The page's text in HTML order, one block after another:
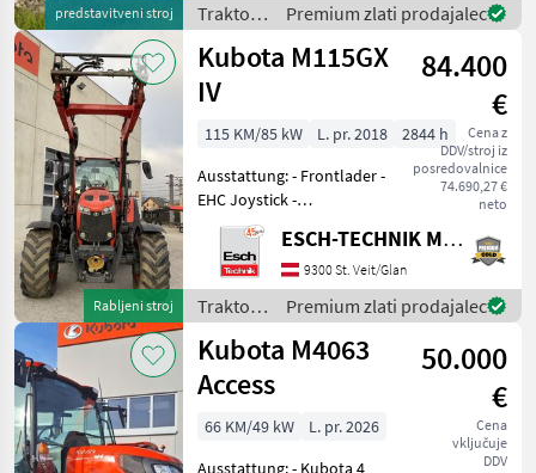
predstavitveni stroj
Traktor /
Kubota
Premium zlati prodajalec
Rabljeni stroj
Kubota M115GX
IV
84.400
€
Cena z
DDV/stroj iz
posredovalnice
74.690,27 €
neto
115 KM/85 kW L. pr. 2018
2844 h
Ausstattung: - Frontlader -
EHC Joystick -
Fronthydraulik -
Frontzapfwelle -
Hydraulisches Bremsventil -
EHR - gefederte
Vorderachse pogon:
štirikolesni pog
ESCH-TECHNIK Maschinenhandels GmbH, St. Veit/G.
9300 St. Veit/Glan
Traktor /
Kubota
Premium zlati prodajalec
Kubota M4063
Access
50.000
€
Cena
vključuje
DDV
66 KM/49 kW
L. pr. 2026
Ausstattung: - Kubota 4